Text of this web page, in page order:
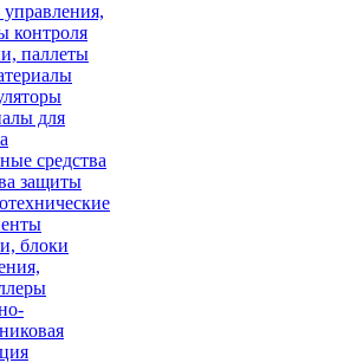
контроля
паллеты
для
средства
защиты
блоки